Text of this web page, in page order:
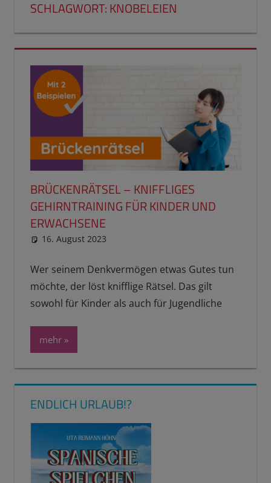
SCHLAGWORT:KNOBELEIEN
BRÜCKENRÄTSEL – KNIFFLIGES
GEHIRNTRAINING FÜR KINDER UND
ERWACHSENE
16. August 2023
Wer seinem Denkvermögen etwas Gutes tun
möchte, der löst knifflige Rätsel. Das gilt
sowohl für Kinder als auch für Jugendliche
mehr
ENDLICH URLAUB!?